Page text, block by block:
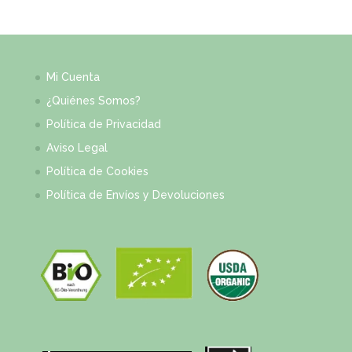
Mi Cuenta
¿Quiénes Somos?
Política de Privacidad
Aviso Legal
Política de Cookies
Política de Envíos y Devoluciones